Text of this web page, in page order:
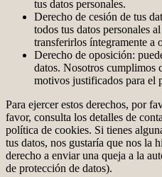
tus datos personales.
Derecho de cesión de tus
todos tus datos personales
transferirlos íntegramente a
Derecho de oposición:
datos. Nosotros cumplimos
motivos justificados para el
Para ejercer estos derechos, por
favor, consulta los detalles de
política de cookies. Si tienes
tus datos, nos gustaría que nos la
derecho a enviar una queja a la
de protección de datos).